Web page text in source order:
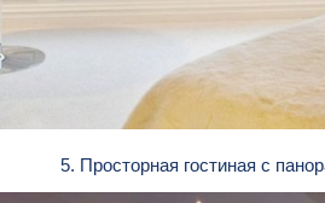
5. Просторная гостиная с